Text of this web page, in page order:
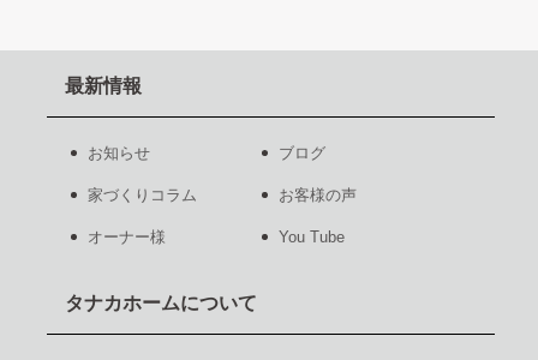
最新情報
お知らせ ブログ
家づくりコラム お客様の声
オーナー様 You Tube
タナカホームについて